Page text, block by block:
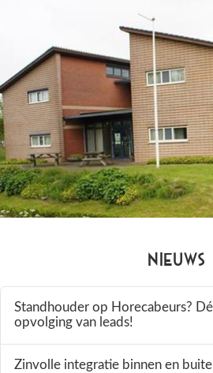
Nieuws
Standhouder op Horecabeurs?
opvolging van leads!
Zinvolle integratie binnen en